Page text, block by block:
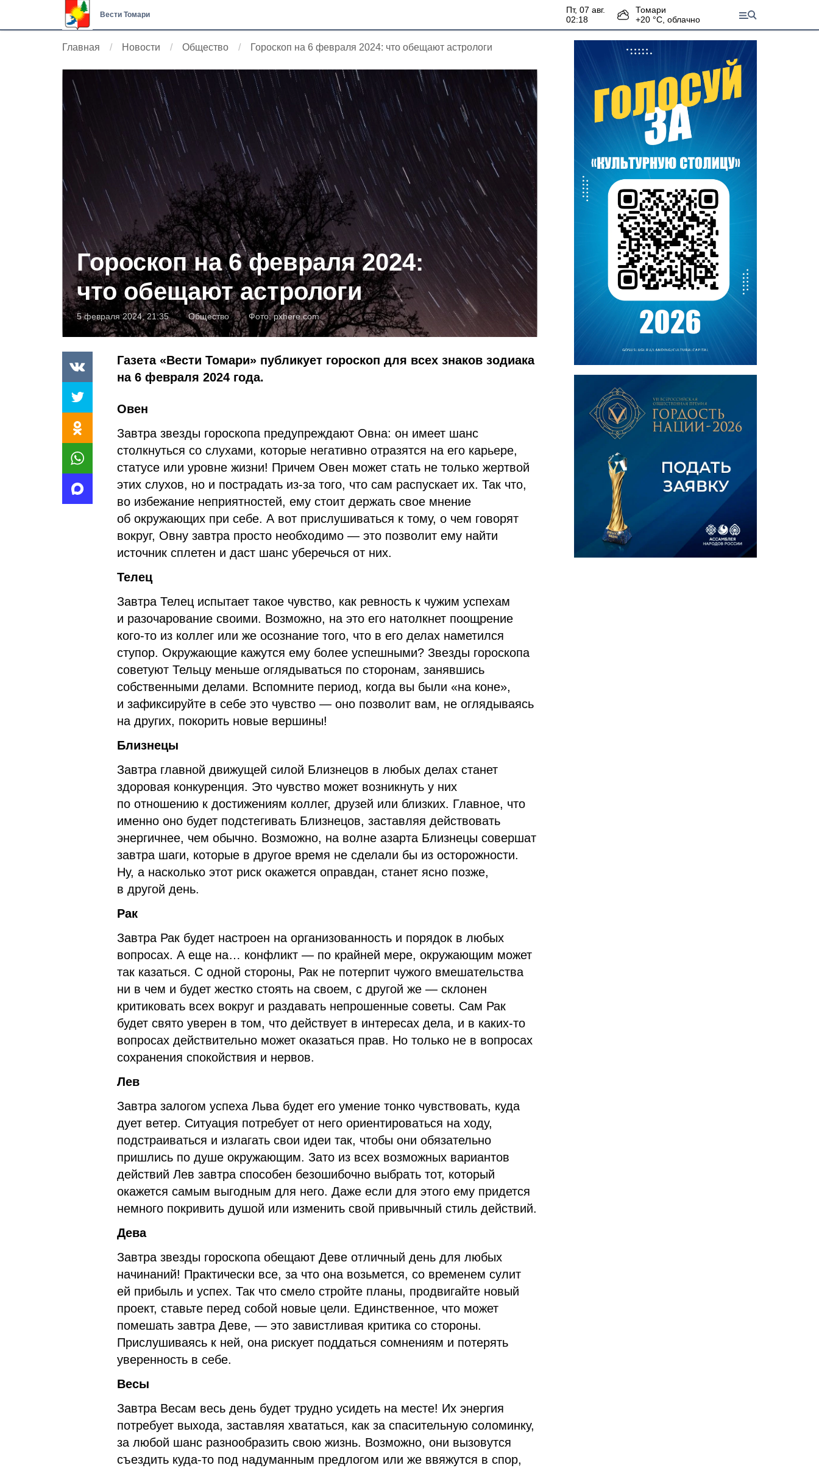
Вести Томари
пт, 07 авг.
02:18
Томари
+20 °С, облачно
Главная Новости Общество Гороскоп на 6 февраля 2024: что обещают астрологи
Гороскоп на 6 февраля 2024:
что обещают астрологи
5 февраля 2024, 21:35 Общество Фото:pxhere.com
Газета «Вести Томари» публикует гороскоп для всех знаков зодиака
на 6 февраля 2024 года.
Овен
Завтра звезды гороскопа предупреждают Овна: он имеет шанс
столкнуться со слухами, которые негативно отразятся на его карьере,
статусе или уровне жизни! Причем Овен может стать не только жертвой
этих слухов, но и пострадать из-за того, что сам распускает их. Так что,
во избежание неприятностей, ему стоит держать свое мнение
об окружающих при себе. А вот прислушиваться к тому, о чем говорят
вокруг, Овну завтра просто необходимо — это позволит ему найти
источник сплетен и даст шанс уберечься от них.
Телец
Завтра Телец испытает такое чувство, как ревность к чужим успехам
и разочарование своими. Возможно, на это его натолкнет поощрение
кого-то из коллег или же осознание того, что в его делах наметился
ступор. Окружающие кажутся ему более успешными? Звезды гороскопа
советуют Тельцу меньше оглядываться по сторонам, занявшись
собственными делами. Вспомните период, когда вы были «на коне»,
и зафиксируйте в себе это чувство — оно позволит вам, не оглядываясь
на других, покорить новые вершины!
Близнецы
Завтра главной движущей силой Близнецов в любых делах станет
здоровая конкуренция. Это чувство может возникнуть у них
по отношению к достижениям коллег, друзей или близких. Главное, что
именно оно будет подстегивать Близнецов, заставляя действовать
энергичнее, чем обычно. Возможно, на волне азарта Близнецы совершат
завтра шаги, которые в другое время не сделали бы из осторожности.
Ну, а насколько этот риск окажется оправдан, станет ясно позже,
в другой день.
Рак
Завтра Рак будет настроен на организованность и порядок в любых
вопросах. А еще на… конфликт — по крайней мере, окружающим может
так казаться. С одной стороны, Рак не потерпит чужого вмешательства
ни в чем и будет жестко стоять на своем, с другой же — склонен
критиковать всех вокруг и раздавать непрошенные советы. Сам Рак
будет свято уверен в том, что действует в интересах дела, и в каких-то
вопросах действительно может оказаться прав. Но только не в вопросах
сохранения спокойствия и нервов.
Лев
Завтра залогом успеха Льва будет его умение тонко чувствовать, куда
дует ветер. Ситуация потребует от него ориентироваться на ходу,
подстраиваться и излагать свои идеи так, чтобы они обязательно
пришлись по душе окружающим. Зато из всех возможных вариантов
действий Лев завтра способен безошибочно выбрать тот, который
окажется самым выгодным для него. Даже если для этого ему придется
немного покривить душой или изменить свой привычный стиль действий.
Дева
Завтра звезды гороскопа обещают Деве отличный день для любых
начинаний! Практически все, за что она возьмется, со временем сулит
ей прибыль и успех. Так что смело стройте планы, продвигайте новый
проект, ставьте перед собой новые цели. Единственное, что может
помешать завтра Деве, — это завистливая критика со стороны.
Прислушиваясь к ней, она рискует поддаться сомнениям и потерять
уверенность в себе.
Весы
Завтра Весам весь день будет трудно усидеть на месте! Их энергия
потребует выхода, заставляя хвататься, как за спасительную соломинку,
за любой шанс разнообразить свою жизнь. Возможно, они вызовутся
съездить куда-то под надуманным предлогом или же ввяжутся в спор,